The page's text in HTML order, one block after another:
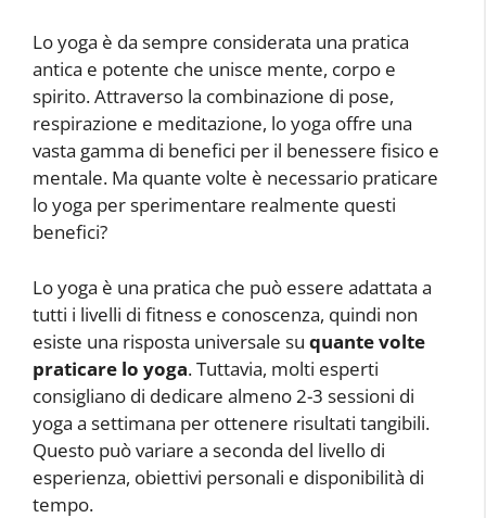
Lo yoga è da sempre considerata una pratica
antica e potente che unisce mente, corpo e
spirito. Attraverso la combinazione di pose,
respirazione e meditazione, lo yoga offre una
vasta gamma di benefici per il benessere fisico e
mentale. Ma quante volte è necessario praticare
lo yoga per sperimentare realmente questi
benefici?
Lo yoga è una pratica che può essere adattata a
tutti i livelli di fitness e conoscenza, quindi non
esiste una risposta universale su quante volte
praticare lo yoga. Tuttavia, molti esperti
consigliano di dedicare almeno 2-3 sessioni di
yoga a settimana per ottenere risultati tangibili.
Questo può variare a seconda del livello di
esperienza, obiettivi personali e disponibilità di
tempo.